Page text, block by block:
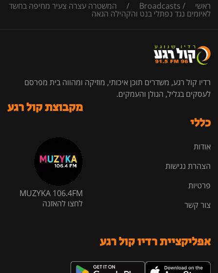
ראשי /
Broadcasts
/ המשטרה עצרה צעיר מחיפה בחשד
לאיומים נגד נפתלי בנט והקהילה הגאה
רדיו קול רגע, משדרים תוכן איכותי, מוזיקה ומהווה בית מפרסם
לעסקים בגליל, הגולן והעמקים.
כללי
אודות
הצהרת נגישות
פרטיות
צור קשר
מקבוצת קול רגע
MUZYKA 106.4FM
לחצו להאזנה
אפליקציית רדיו קול רגע